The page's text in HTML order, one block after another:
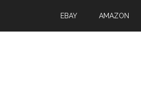
main
primary
EBAY AMAZON